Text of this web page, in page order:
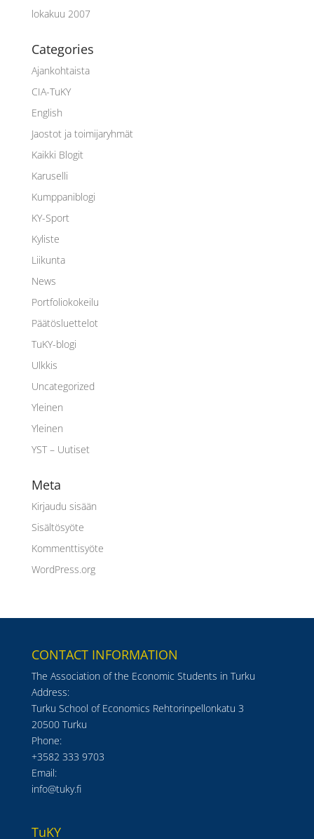
lokakuu 2007
Categories
Ajankohtaista
CIA-TuKY
English
Jaostot ja toimijaryhmät
Kaikki Blogit
Karuselli
Kumppaniblogi
KY-Sport
Kyliste
Liikunta
News
Portfoliokokeilu
Päätösluettelot
TuKY-blogi
Ulkkis
Uncategorized
Yleinen
Yleinen
YST – Uutiset
Meta
Kirjaudu sisään
Sisältösyöte
Kommenttisyöte
WordPress.org
CONTACT INFORMATION
The Association of the Economic Students in Turku
Address:
Turku School of Economics Rehtorinpellonkatu 3
20500 Turku
Phone:
+3582 333 9703
Email:
info@tuky.fi
TuKY